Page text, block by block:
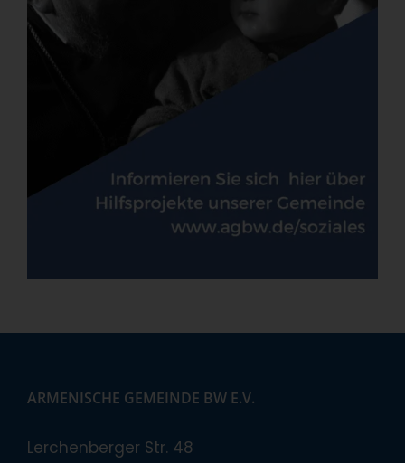
ARMENISCHE GEMEINDE BW E.V.
Lerchenberger Str. 48